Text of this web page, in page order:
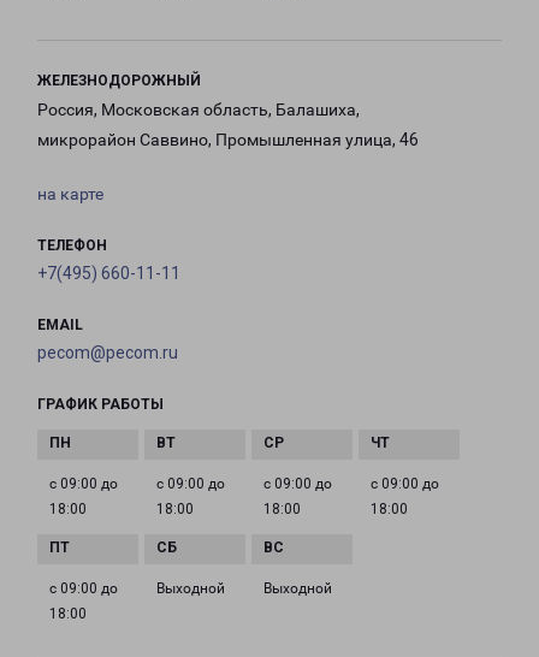
ЖЕЛЕЗНОДОРОЖНЫЙ
Россия, Московская область, Балашиха,
микрорайон Саввино, Промышленная улица, 46
на карте
ТЕЛЕФОН
+7(495) 660-11-11
EMAIL
pecom@pecom.ru
ГРАФИК РАБОТЫ
с 09:00 до
18:00
с 09:00 до
18:00
с 09:00 до
18:00
с 09:00 до
18:00
с 09:00 до
18:00
Выходной Выходной